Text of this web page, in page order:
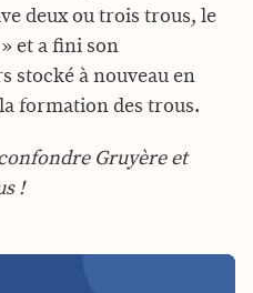
deux ou trois trous, le
et a fini son
stocké à nouveau en
formation des trous.
Gruyère et
!